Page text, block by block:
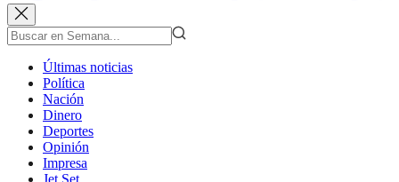
Últimas noticias
Política
Nación
Dinero
Deportes
Opinión
Impresa
Jet Set